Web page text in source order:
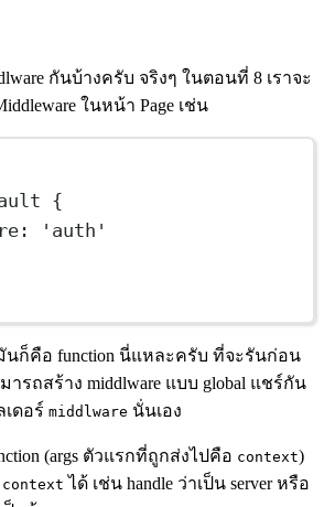
กันบ้างครับ จริงๆ ในตอนที่ 8 เราจะ
ในหน้า Page เช่น
{
'auth'
นก็คือ function นี่แหละครับ ที่จะรันก่อน
มารถสร้าง middlware แบบ global แชร์กัน
ดอร์ middlware นั่นเอง
(args ตัวแรกที่ถูกส่งไปคือ context)
context ได้ เช่น handle ว่าเป็น server หรือ